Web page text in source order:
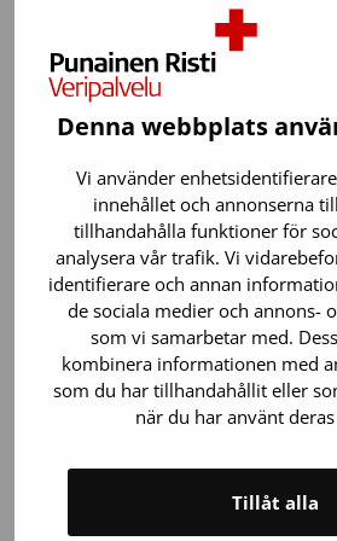
Denna webbplats
Vi använder
innehållet och annonserna
tillhandahålla funktioner för
analysera vår trafik. Vi
identifierare och annan
de sociala medier och annons-
som vi samarbetar med.
kombinera informationen med
som du har tillhandahållit eller
när du har använt
Tillåt alla
legitimation med finskt
6. Granskning av
hemoglobinmätning
Sjuksköterskan går igenom din
och mäter hemoglobinnivån via
fingertoppen.
Om allt är okej kan du fortsätta
Ibland går det inte att donera –
besök är förgäves!
7. Blodgivningen tar cirka tio
rädda liv
Vid varje donation tas även